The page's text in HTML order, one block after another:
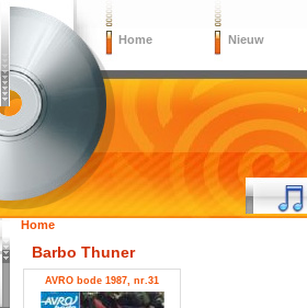
Home Nieuw
Home
Barbo Thuner
AVRO bode 1987, nr.31